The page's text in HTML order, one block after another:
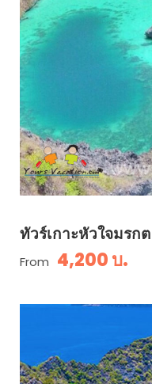
ทัวร์เกาะหัวใจมรก
From 4,200 บ.